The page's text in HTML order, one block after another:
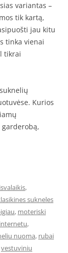
variantas –
tik kartą,
jau kitu
tinka vienai
tikrai
Kurios
,
sukneles
, moteriski
,
nuoma, rubai
vestuviniu